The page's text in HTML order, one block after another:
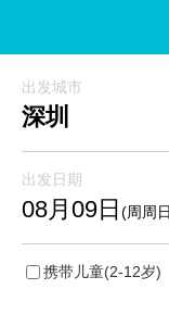
出发城市
深圳
出发日期
08月09日 (周周
携带儿童(2-12岁)